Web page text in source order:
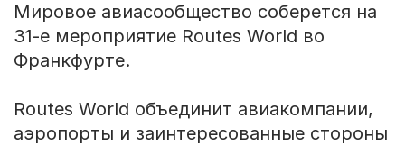
Мировое авиасообщество соберется на
31-е мероприятие Routes World во
Франкфурте.
Routes World объединит авиакомпании,
аэропорты и заинтересованные стороны